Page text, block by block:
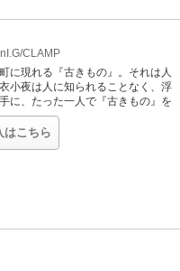
CLAMP
に現れる『古きもの』。それは人
小夜は人に知られることなく、浮
に、たった一人で『古きもの』を
それは大切な父を、友を、町を、
るための戦いでもあった。『古き
果たして小夜に待ち受ける運命と
はこちら